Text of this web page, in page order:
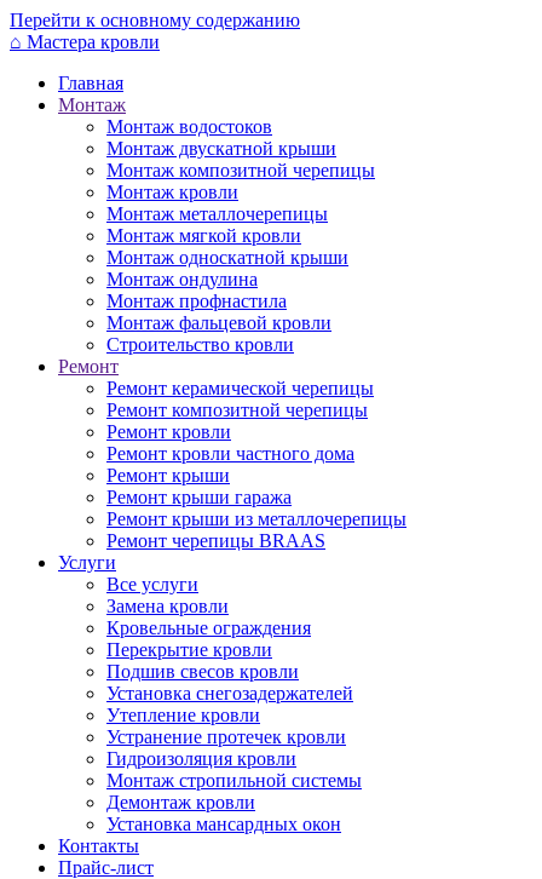
Перейти к основному содержанию
⌂ Мастера кровли
Главная
Монтаж
Монтаж водостоков
Монтаж двускатной крыши
Монтаж композитной черепицы
Монтаж кровли
Монтаж металлочерепицы
Монтаж мягкой кровли
Монтаж односкатной крыши
Монтаж ондулина
Монтаж профнастила
Монтаж фальцевой кровли
Строительство кровли
Ремонт
Ремонт керамической черепицы
Ремонт композитной черепицы
Ремонт кровли
Ремонт кровли частного дома
Ремонт крыши
Ремонт крыши гаража
Ремонт крыши из металлочерепицы
Ремонт черепицы BRAAS
Услуги
Все услуги
Замена кровли
Кровельные ограждения
Перекрытие кровли
Подшив свесов кровли
Установка снегозадержателей
Утепление кровли
Устранение протечек кровли
Гидроизоляция кровли
Монтаж стропильной системы
Демонтаж кровли
Установка мансардных окон
Контакты
Прайс-лист